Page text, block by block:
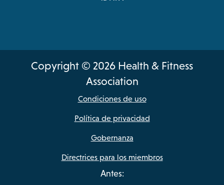
Copyright © 2026 Health & Fitness
Association
Condiciones de uso
Política de privacidad
Gobernanza
Directrices para los miembros
Antes: